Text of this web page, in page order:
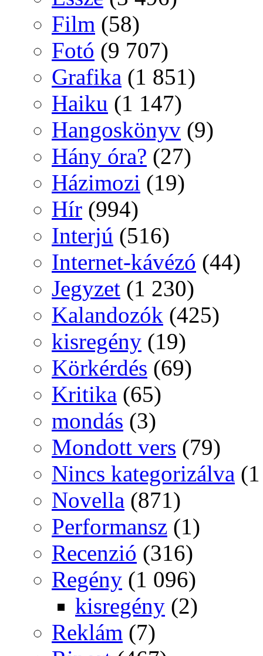
Film (58)
Fotó (9 707)
Grafika (1 851)
Haiku (1 147)
Hangoskönyv (9)
Hány óra? (27)
Házimozi (19)
Hír (994)
Interjú (516)
Internet-kávézó (44)
Jegyzet (1 230)
Kalandozók (425)
kisregény (19)
Körkérdés (69)
Kritika (65)
mondás (3)
Mondott vers (79)
Nincs kategorizálva
Novella (871)
Performansz (1)
Recenzió (316)
Regény (1 096)
kisregény (2)
Reklám (7)